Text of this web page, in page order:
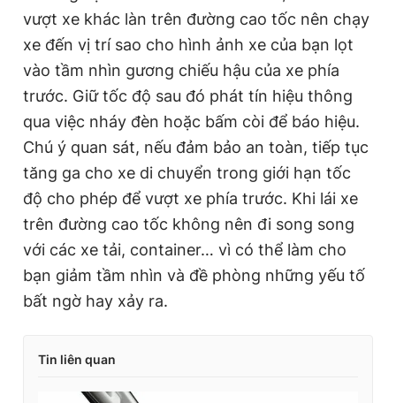
vượt xe khác làn trên đường cao tốc nên chạy
xe đến vị trí sao cho hình ảnh xe của bạn lọt
vào tầm nhìn gương chiếu hậu của xe phía
trước. Giữ tốc độ sau đó phát tín hiệu thông
qua việc nháy đèn hoặc bấm còi để báo hiệu.
Chú ý quan sát, nếu đảm bảo an toàn, tiếp tục
tăng ga cho xe di chuyển trong giới hạn tốc
độ cho phép để vượt xe phía trước. Khi lái xe
trên đường cao tốc không nên đi song song
với các xe tải, container… vì có thể làm cho
bạn giảm tầm nhìn và đề phòng những yếu tố
bất ngờ hay xảy ra.
Tin liên quan